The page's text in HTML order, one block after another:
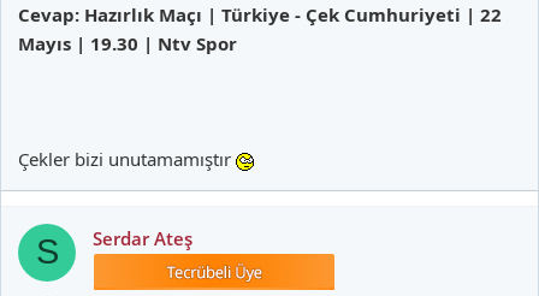
Cevap: Hazırlık Maçı | Türkiye - Çek Cumhuriyeti | 22
Mayıs | 19.30 | Ntv Spor
Çekler bizi unutamamıştır
S Serdar Ateş